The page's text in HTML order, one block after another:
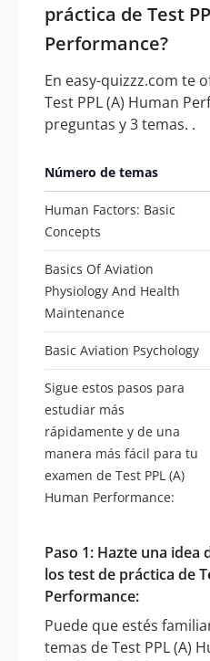
práctica de Test
Performance?
En easy-quizzz.com te
Test PPL (A) Human
preguntas y 3 temas. .
Número de temas
Human Factors: Basic
Concepts
Basics Of Aviation
Physiology And Health
Maintenance
Basic Aviation Psychology
Sigue estos pasos para
estudiar más
rápidamente y de una
manera más fácil para tu
examen de Test PPL (A)
Human Performance:
Paso 1: Hazte una
los test de práctica de
Performance:
Puede que estés
temas de Test PPL (A)